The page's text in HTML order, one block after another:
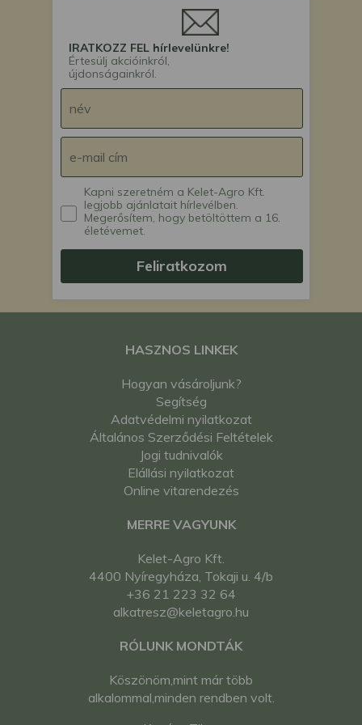
IRATKOZZ FEL hírlevelünkre!
Értesülj akcióinkról,
újdonságainkról.
Kapni szeretném a Kelet-Agro Kft.
legjobb ajánlatait hírlevélben.
Megerősítem, hogy betöltöttem a 16.
életévemet.
Feliratkozom
HASZNOS LINKEK
Hogyan vásároljunk?
Segítség
Adatvédelmi nyilatkozat
Általános Szerződési Feltételek
Jogi tudnivalók
Elállási nyilatkozat
Online vitarendezés
MERRE VAGYUNK
Kelet-Agro Kft.
4400 Nyíregyháza, Tokaji u. 4/b
+36 21 223 32 64
alkatresz@keletagro.hu
RÓLUNK MONDTÁK
Köszönöm,mint már több
alkalommal,minden rendben volt.